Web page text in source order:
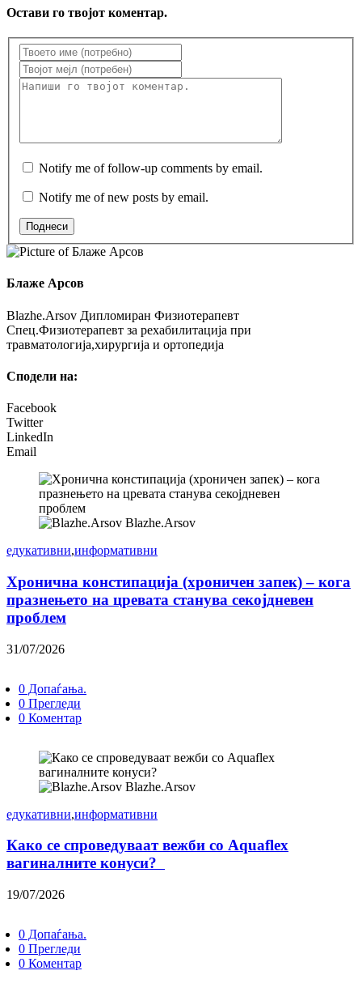
Остави го твојот коментар.
Notify me of follow-up comments by email.
Notify me of new posts by email.
Поднеси
Блаже Арсов
Blazhe.Arsov Дипломиран Физиотерапевт
Спец.Физиотерапевт за рехабилитација при
травматологија,хирургија и ортопедија
Сподели на:
Facebook
Twitter
LinkedIn
Email
Blazhe.Arsov
едукативни,информативни
Хронична констипација (хроничен запек) – кога
празнењето на цревата станува секојдневен
проблем
31/07/2026
0 Допаѓања.
0 Прегледи
0 Коментар
Blazhe.Arsov
едукативни,информативни
Како се спроведуваат вежби со Aquaflex
вагиналните конуси?
19/07/2026
0 Допаѓања.
0 Прегледи
0 Коментар